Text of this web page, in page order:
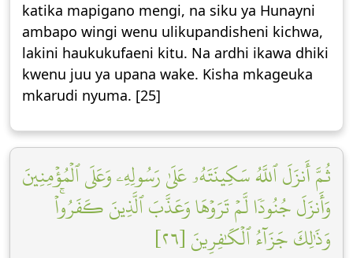
katika mapigano mengi, na siku ya Hunayni
ambapo wingi wenu ulikupandisheni kichwa,
lakini haukukufaeni kitu. Na ardhi ikawa dhiki
kwenu juu ya upana wake. Kisha mkageuka
mkarudi nyuma. [25]
ثُمَّ أَنزَلَ ٱللَّهُ سَكِينَتَهُۥ عَلَىٰ رَسُولِهِۦ وَعَلَى ٱلۡمُؤۡمِنِينَ
وَأَنزَلَ جُنُودٗا لَّمۡ تَرَوۡهَا وَعَذَّبَ ٱلَّذِينَ كَفَرُواْۚ
وَذَٰلِكَ جَزَآءُ ٱلۡكَٰفِرِينَ [٢٦]